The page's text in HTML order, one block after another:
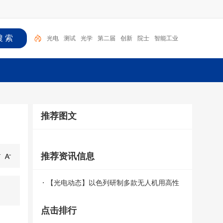
光电 测试 光学 第二届 创新 院士 智能工业
光电探测 成像 研讨会
推荐图文
推荐资讯信息
【光电动态】以色列研制多款无人机用高性
点击排行